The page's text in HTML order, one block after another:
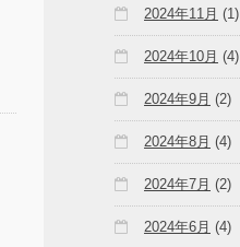
2024年11月 (1)
2024年10月 (4)
2024年9月 (2)
2024年8月 (4)
2024年7月 (2)
2024年6月 (4)